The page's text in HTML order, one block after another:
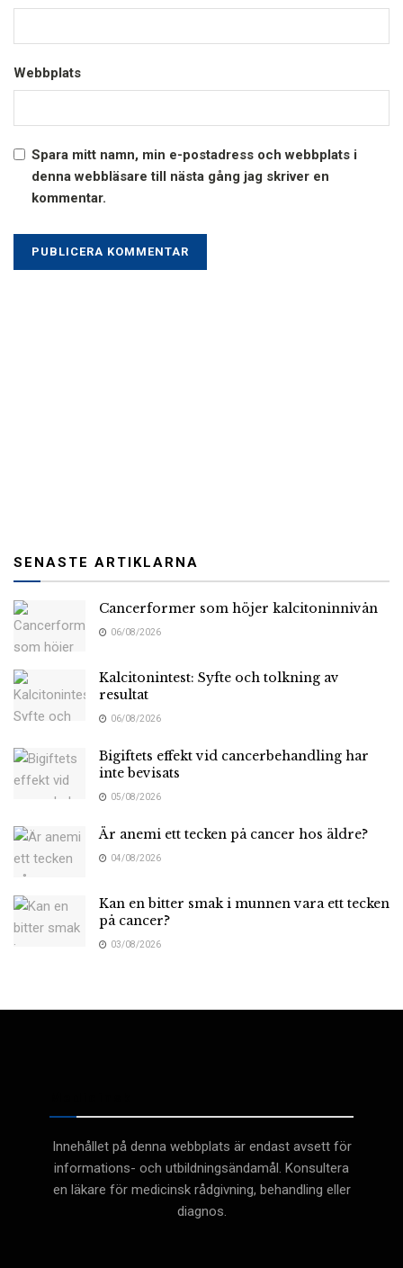
Webbplats
Spara mitt namn, min e-postadress och webbplats i
denna webbläsare till nästa gång jag skriver en
kommentar.
SENASTE ARTIKLARNA
Cancerformer som höjer kalcitoninnivån
06/08/2026
Kalcitonintest: Syfte och tolkning av
resultat
06/08/2026
Bigiftets effekt vid cancerbehandling har
inte bevisats
05/08/2026
Är anemi ett tecken på cancer hos äldre?
04/08/2026
Kan en bitter smak i munnen vara ett tecken
på cancer?
03/08/2026
Innehållet på denna webbplats är endast avsett för
informations- och utbildningsändamål. Konsultera
en läkare för medicinsk rådgivning, behandling eller
diagnos.